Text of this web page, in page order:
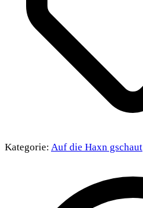
Kategorie: Auf die Haxn gschaut